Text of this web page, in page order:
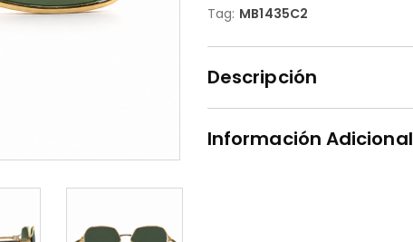
Tag: MB1435C2
Descripción
Información Adicional